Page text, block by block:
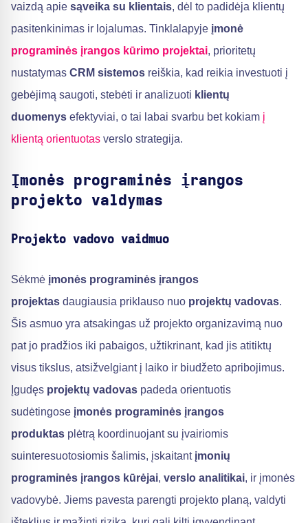
vaizdą apie sąveika su klientais, dėl to padidėja klientų
pasitenkinimas ir lojalumas. Tinklalapyje įmonė
programinės įrangos kūrimo projektai, prioritetų
nustatymas CRM sistemos reiškia, kad reikia investuoti į
gebėjimą saugoti, stebėti ir analizuoti klientų
duomenys efektyviai, o tai labai svarbu bet kokiam į
klientą orientuotas verslo strategija.
Įmonės programinės įrangos
projekto valdymas
Projekto vadovo vaidmuo
Sėkmė įmonės programinės įrangos
projektas daugiausia priklauso nuo projektų vadovas.
Šis asmuo yra atsakingas už projekto organizavimą nuo
pat jo pradžios iki pabaigos, užtikrinant, kad jis atitiktų
visus tikslus, atsižvelgiant į laiko ir biudžeto apribojimus.
Įgudęs projektų vadovas padeda orientuotis
sudėtingose įmonės programinės įrangos
produktas plėtrą koordinuojant su įvairiomis
suinteresuotosiomis šalimis, įskaitant įmonių
programinės įrangos kūrėjai, verslo analitikai, ir įmonės
vadovybė. Jiems pavesta parengti projekto planą, valdyti